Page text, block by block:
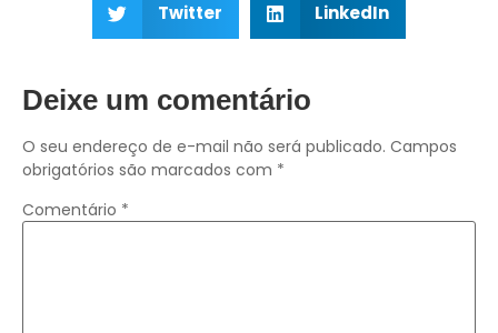
Twitter LinkedIn
Deixe um comentário
O seu endereço de e-mail não será publicado. Campos
obrigatórios são marcados com *
Comentário *